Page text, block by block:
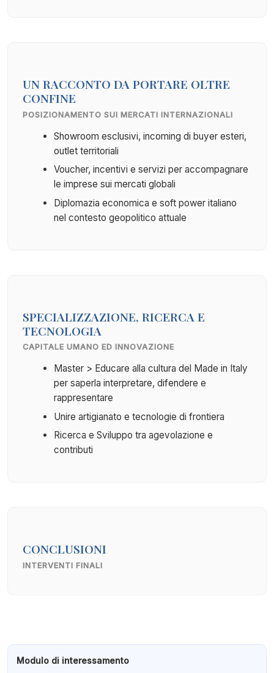
UN RACCONTO DA PORTARE OLTRE
CONFINE
POSIZIONAMENTO SUI MERCATI INTERNAZIONALI
Showroom esclusivi, incoming di buyer esteri,
outlet territoriali
Voucher, incentivi e servizi per accompagnare
le imprese sui mercati globali
Diplomazia economica e soft power italiano
nel contesto geopolitico attuale
SPECIALIZZAZIONE, RICERCA E
TECNOLOGIA
CAPITALE UMANO ED INNOVAZIONE
Master > Educare alla cultura del Made in Italy
per saperla interpretare, difendere e
rappresentare
Unire artigianato e tecnologie di frontiera
Ricerca e Sviluppo tra agevolazione e
contributi
CONCLUSIONI
INTERVENTI FINALI
Modulo di interessamento